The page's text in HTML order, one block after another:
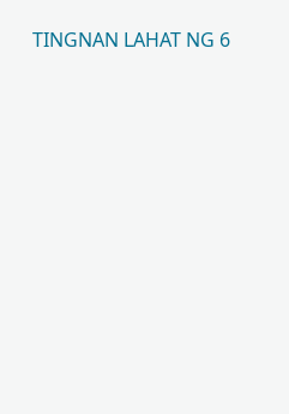
TINGNAN LAHAT NG 6